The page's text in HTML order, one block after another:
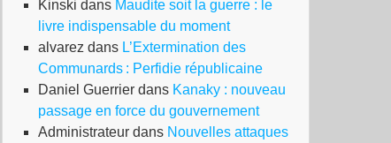
Kinski dans Maudite soit la guerre : le
livre indispensable du moment
alvarez dans L’Extermination des
Communards : Perfidie républicaine
Daniel Guerrier dans Kanaky : nouveau
passage en force du gouvernement
Administrateur dans Nouvelles attaques